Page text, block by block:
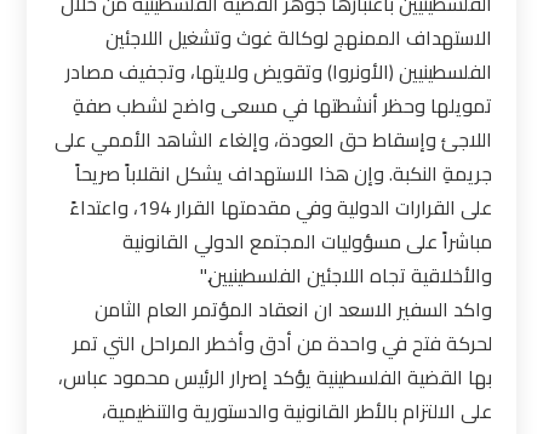
الاستهداف الممنهج لوكالة غوث وتشغيل اللاجئين
الفلسطينيين (الأونروا) وتقويض ولايتها، وتجفيف مصادر
تمويلها وحظر أنشطتها في مسعى واضح لشطب صفةِ
اللاجئ وإسقاط حق العودة، وإلغاء الشاهد الأممي على
جريمةِ النكبة. وإن هذا الاستهداف يشكل انقلاباً صريحاً
على القرارات الدولية وفي مقدمتها القرار 194، واعتداءً
مباشراً على مسؤوليات المجتمع الدولي القانونية
والأخلاقية تجاه اللاجئين الفلسطينيين."
واكد السفير الاسعد ان انعقاد المؤتمر العام الثامن
لحركة فتح في واحدة من أدق وأخطر المراحل التي تمر
بها القضية الفلسطينية يؤكد إصرار الرئيس محمود عباس،
على الالتزام بالأطر القانونية والدستورية والتنظيمية،